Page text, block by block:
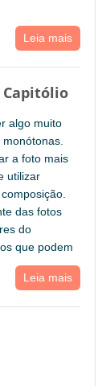
Leia mais
Capitólio
algo muito
a foto mais
utilizar
das fotos
do
que podem
Leia mais